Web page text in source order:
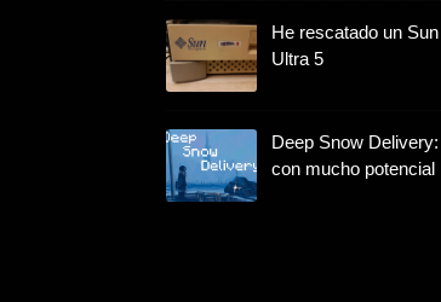
He rescatado un
Ultra 5
Deep Snow
con mucho potencial